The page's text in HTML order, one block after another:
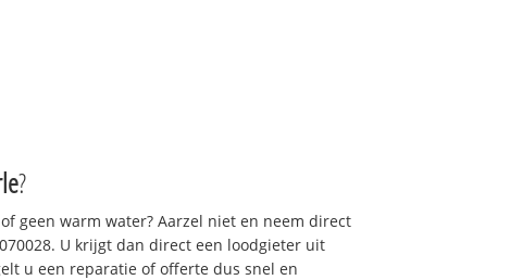
?
geen warm water? Aarzel niet en neem direct
U krijgt dan direct een loodgieter uit
u een reparatie of offerte dus snel en